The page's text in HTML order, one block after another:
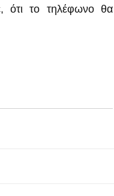
ότι το τηλέφωνο θα